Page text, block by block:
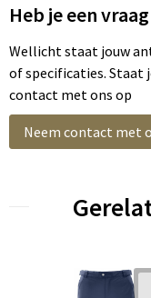
Heb je een
Wellicht staat jouw
of specificaties. Staat
contact met ons op
Neem contact met